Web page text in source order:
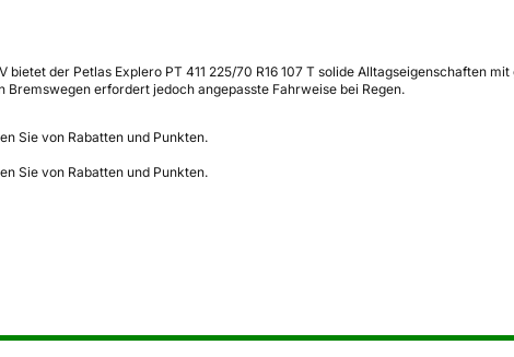
bietet der Petlas Explero PT 411 225/70 R16 107 T solide
erfordert jedoch angepasste Fahrweise bei Regen.
Sie von Rabatten und Punkten.
Sie von Rabatten und Punkten.